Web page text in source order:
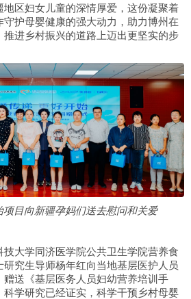
区妇女儿童的深情厚爱，这份凝聚着
护母婴健康的强大动力，助力博州在
进乡村振兴的道路上迈出更坚实的步
项目向新疆孕妈们送去慰问和关爱
大学同济医学院公共卫生学院营养食
究生导师杨年红向当地基层医护人员
送《基层医务人员妇幼营养培训手
科学研究已经证实，科学干预乡村母婴